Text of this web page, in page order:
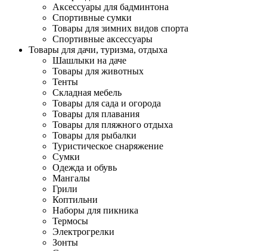
Аксессуары для бадминтона
Спортивные сумки
Товары для зимних видов спорта
Спортивные аксессуары
Товары для дачи, туризма, отдыха
Шашлыки на даче
Товары для животных
Тенты
Складная мебель
Товары для сада и огорода
Товары для плавания
Товары для пляжного отдыха
Товары для рыбалки
Туристическое снаряжение
Сумки
Одежда и обувь
Мангалы
Грили
Коптильни
Наборы для пикника
Термосы
Электрогрелки
Зонты